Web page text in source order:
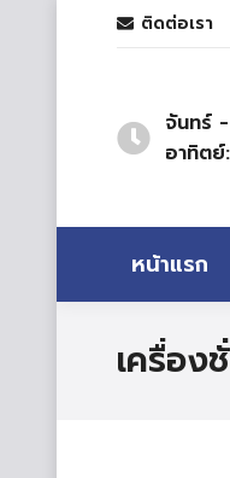
ติดต่อเรา
จันทร์
อาทิต
หน้าแรก
เครื่อง